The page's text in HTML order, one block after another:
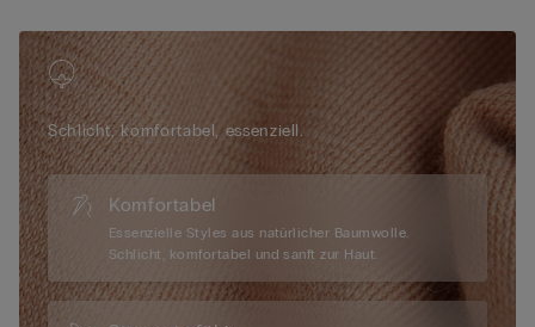
unmöglich macht. Die feine Baumwolle in Kombination mit
einem Anteil an Elasthan schmiegt sich perfekt an Ihre Kurven
und verleiht Ihnen einen selbstbewussten Auftritt. Entdecken
Sie bei Intimissimi einen Baumwollslip ohne Nähte, mit dem Sie
sich rundum wohlfühlen können.
Schlicht, komfortabel, essenziell.
Komfortabel
Essenzielle Styles aus natürlicher Baumwolle.
Schlicht, komfortabel und sanft zur Haut.